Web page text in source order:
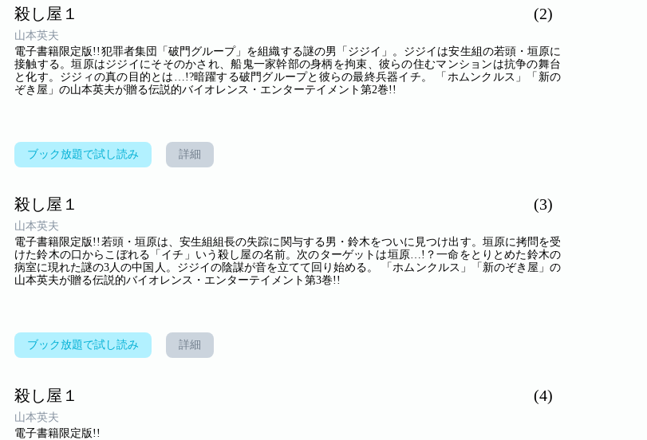
殺し屋１ (2)
山本英夫
電子書籍限定版!!犯罪者集団「破門グループ」を組織する謎の男「ジジイ」。ジジイは安生組の若頭・垣原に
接触する。垣原はジジイにそそのかされ、船鬼一家幹部の身柄を拘束、彼らの住むマンションは抗争の舞台
と化す。ジジィの真の目的とは…!?暗躍する破門グループと彼らの最終兵器イチ。 「ホムンクルス」「新の
ぞき屋」の山本英夫が贈る伝説的バイオレンス・エンターテイメント第2巻!!
ブック放題で試し読み 詳細
殺し屋１ (3)
山本英夫
電子書籍限定版!!若頭・垣原は、安生組組長の失踪に関与する男・鈴木をついに見つけ出す。垣原に拷問を受
けた鈴木の口からこぼれる「イチ」いう殺し屋の名前。次のターゲットは垣原…!？一命をとりとめた鈴木の
病室に現れた謎の3人の中国人。ジジイの陰謀が音を立てて回り始める。 「ホムンクルス」「新のぞき屋」の
山本英夫が贈る伝説的バイオレンス・エンターテイメント第3巻!!
ブック放題で試し読み 詳細
殺し屋１ (4)
山本英夫
電子書籍限定版!!